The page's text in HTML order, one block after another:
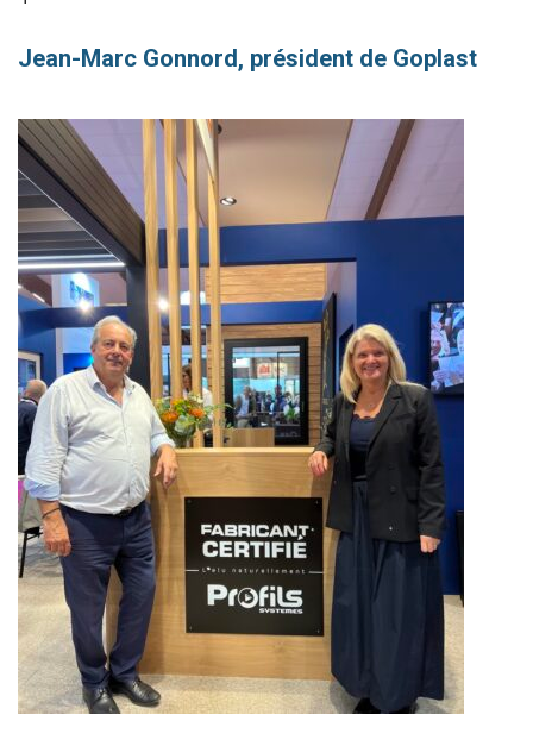
Jean-Marc Gonnord, président de Goplast